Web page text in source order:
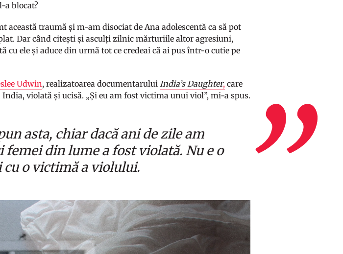
a blocat?
această traumă și m-am disociat de Ana adolescentă ca să pot
Dar când citești și asculți zilnic mărturiile altor agresiuni,
cu ele și aduce din urmă tot ce credeai că ai pus într-o cutie pe
Udwin, realizatoarea documentaruluiIndia’s Daughter, care
violată și ucisă. „Și eu am fost victima unui viol”, mi-a spus.
asta, chiar dacă ani de zile am
femei din lume a fost violată. Nu e o
o victimă a violului.